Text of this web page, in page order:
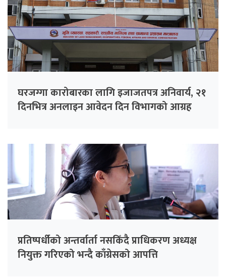
घरजग्गा कारोबारका लागि इजाजतपत्र अनिवार्य, २१
दिनभित्र अनलाइन आवेदन दिन विभागको आग्रह
प्रतिष्पर्धीको अन्तर्वार्ता नसकिँदै प्राधिकरण अध्यक्ष
नियुक्त गरिएको भन्दै काँग्रेसको आपत्ति